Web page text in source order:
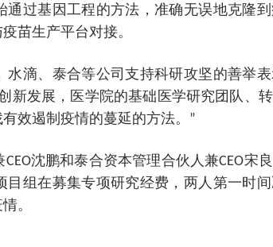
过基因工程的方法，准确无误地克隆到
苗生产平台对接。
滴、泰合等公司支持科研攻坚的善举表
新发展，医学院的基础医学研究团队、
效遏制疫情的蔓延的方法。”
沈鹏和泰合资本管理合伙人兼CEO宋
组在募集专项研究经费，两人第一时
。